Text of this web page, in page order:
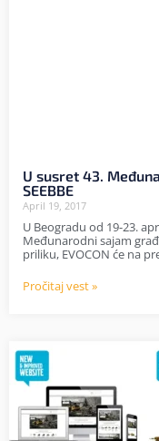
U susret 43.
SEEBBE
April 19, 2017
U Beogradu od 19-23.
Međunarodni sajam
priliku, EVOCON će na
Pročitaj vest »